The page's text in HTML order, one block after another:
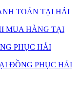
TOÁN TẠI HẢI
MUA HÀNG TẠI
PHỤC HẢI
ĐỒNG PHỤC HẢI